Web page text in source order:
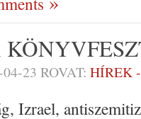
23 ROVAT: HÍREK
Izrael,